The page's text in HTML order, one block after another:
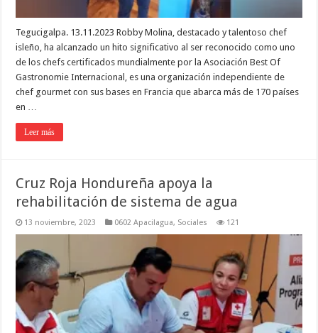
Tegucigalpa. 13.11.2023 Robby Molina, destacado y talentoso chef
isleño, ha alcanzado un hito significativo al ser reconocido como uno
de los chefs certificados mundialmente por la Asociación Best Of
Gastronomie Internacional, es una organización independiente de
chef gourmet con sus bases en Francia que abarca más de 170 países
en …
Leer más
Cruz Roja Hondureña apoya la
rehabilitación de sistema de agua
13 noviembre, 2023 0602 Apacilagua, Sociales 121